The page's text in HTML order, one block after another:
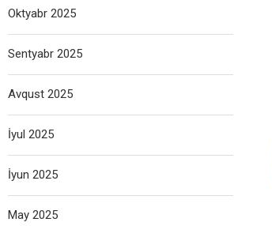
Oktyabr 2025
Sentyabr 2025
Avqust 2025
İyul 2025
İyun 2025
May 2025